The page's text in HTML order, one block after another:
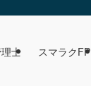
士 スマラクFP